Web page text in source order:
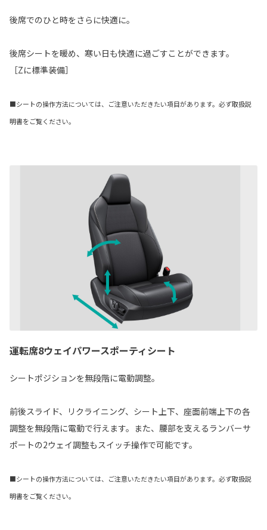
後席でのひと時をさらに快適に。
後席シートを暖め、寒い日も快適に過ごすことができます。
［Zに標準装備］
■シートの操作方法については、ご注意いただきたい項目があります。必ず取扱説
明書をご覧ください。
運転席8ウェイパワースポーティシート
シートポジションを無段階に電動調整。
前後スライド、リクライニング、シート上下、座面前端上下の各
調整を無段階に電動で行えます。また、腰部を支えるランバーサ
ポートの2ウェイ調整もスイッチ操作で可能です。
■シートの操作方法については、ご注意いただきたい項目があります。必ず取扱説
明書をご覧ください。